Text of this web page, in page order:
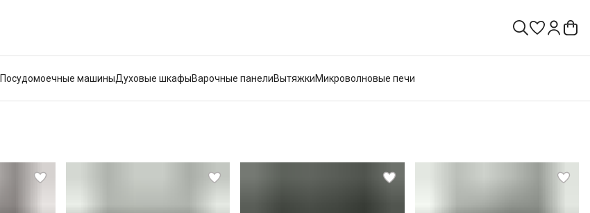
Посудомоечные машиныДуховые шкафыВарочные панелиВытяжкиМикроволновые печи